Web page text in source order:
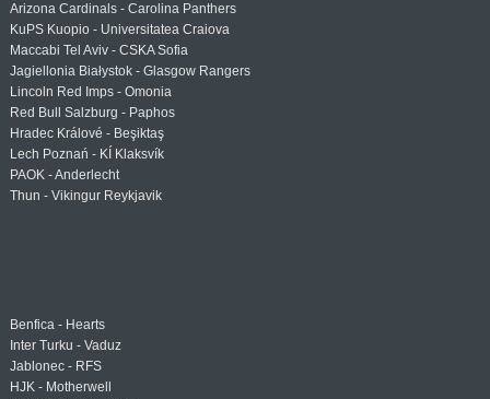
Arizona Cardinals - Carolina Panthers
KuPS Kuopio - Universitatea Craiova
Maccabi Tel Aviv - CSKA Sofia
Jagiellonia Białystok - Glasgow Rangers
Lincoln Red Imps - Omonia
Red Bull Salzburg - Paphos
Hradec Králové - Beşiktaş
Lech Poznań - KÍ Klaksvík
PAOK - Anderlecht
Thun - Vikingur Reykjavik
Benfica - Hearts
Inter Turku - Vaduz
Jablonec - RFS
HJK - Motherwell